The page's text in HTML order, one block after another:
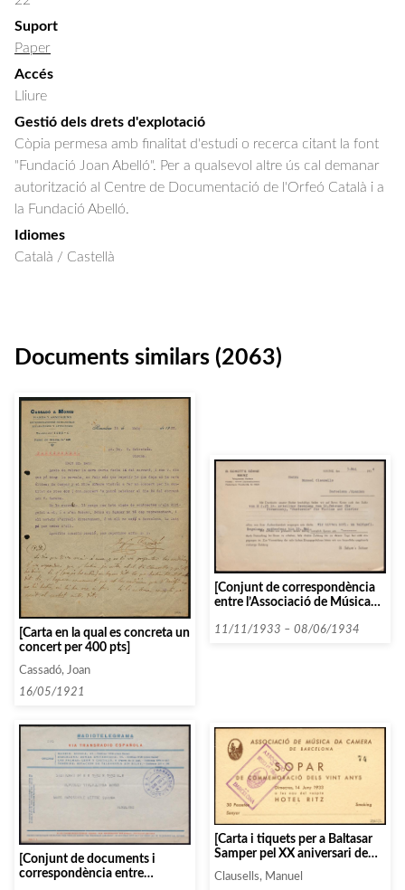
Suport
Paper
Accés
Lliure
Gestió dels drets d'explotació
Còpia permesa amb finalitat d'estudi o recerca citant la font
"Fundació Joan Abelló". Per a qualsevol altre ús cal demanar
autorització al Centre de Documentació de l'Orfeó Català i a
la Fundació Abelló.
Idiomes
Català / Castellà
Documents similars (2063)
[Carta en la qual es concreta un
concert per 400 pts]
Cassadó, Joan
16/05/1921
[Conjunt de correspondència
entre l’Associació de Música
entitats que comencen amb la
11/11/1933 – 08/06/1934
[Conjunt de documents i
correspondència entre
[Carta i tiquets per a Baltasar
Samper pel XX aniversari de
Càmera]
Clausells, Manuel